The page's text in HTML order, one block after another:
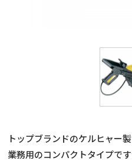
トップブランドのケルヒャー
業務用のコンパクトタイプです